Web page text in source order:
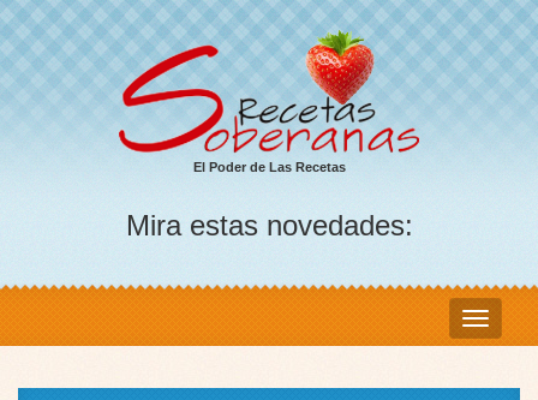
El Poder de Las Recetas
Mira estas novedades: